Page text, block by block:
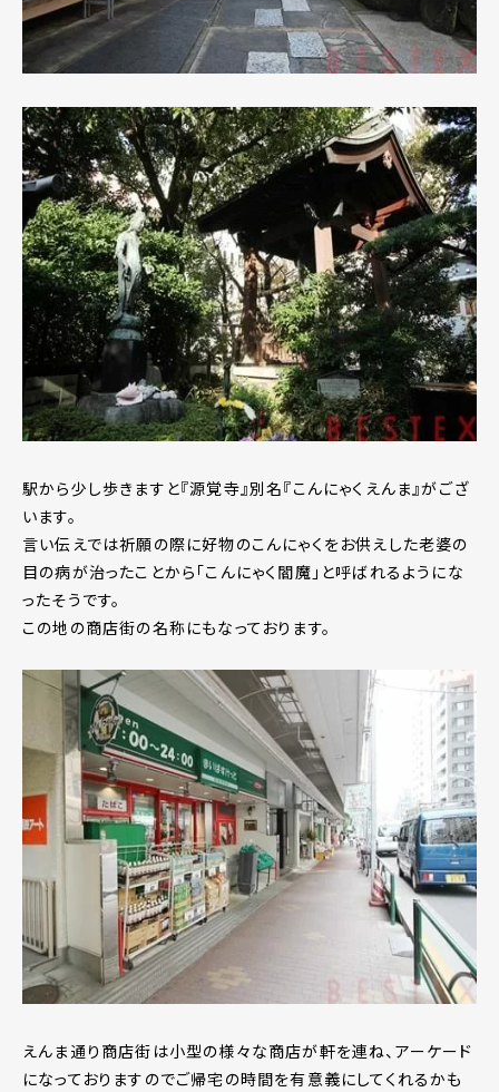
駅から少し歩きますと『源覚寺』別名『こんにゃくえんま』がござ
います。
言い伝えでは祈願の際に好物のこんにゃくをお供えした老婆の
目の病が治ったことから「こんにゃく閻魔」と呼ばれるようにな
ったそうです。
この地の商店街の名称にもなっております。
えんま通り商店街は小型の様々な商店が軒を連ね、アーケード
になっておりますのでご帰宅の時間を有意義にしてくれるかも